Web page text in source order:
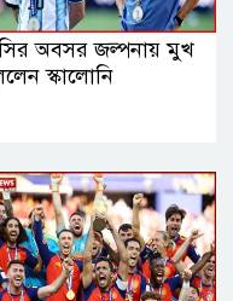
অবসর জল্পনায় মুখ
স্কালোনি